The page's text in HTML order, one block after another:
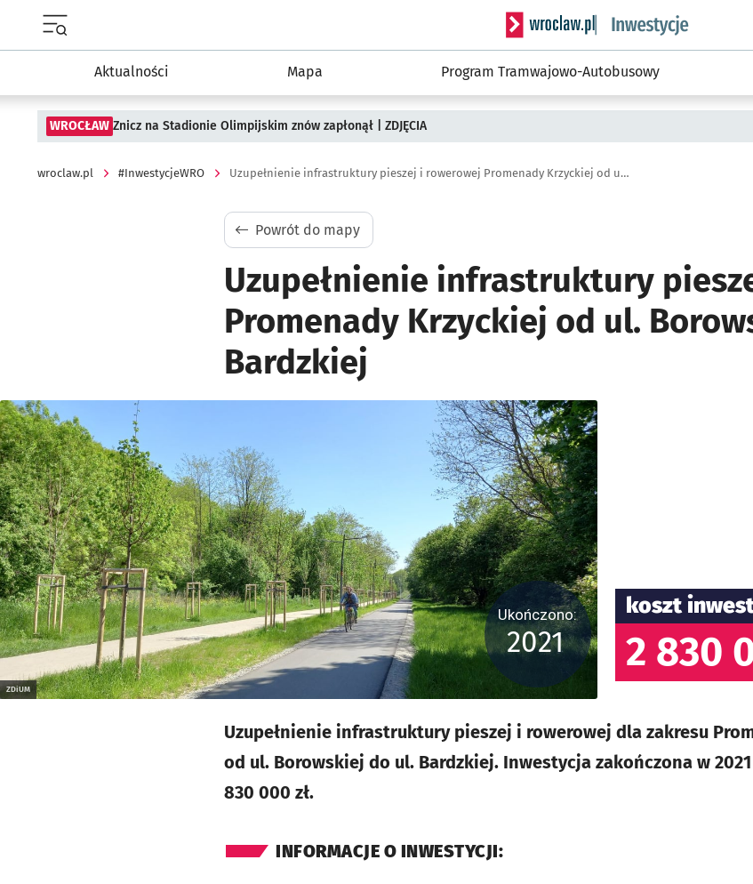
Serwis informacyjny wroclaw.pl
Aktualności Mapa Program Tramwajowo-Autobusowy
WROCŁAW Znicz na Stadionie Olimpijskim znów zapłonął | ZDJĘCIA
wroclaw.pl #InwestycjeWRO Uzupełnienie infrastruktury pieszej i rowerowej Promenady Krzyckiej od ul. Borowskiej do Bardzkiej
Powrót do mapy
Uzupełnienie infrastruktury
Promenady Krzyckiej od ul.
Bardzkiej
Kliknij, aby powiększyć
ZDiUM
Ukończono:
2021
koszt
2 830
Uzupełnienie infrastruktury pieszej i rowerowej dla zakresu
od ul. Borowskiej do ul. Bardzkiej. Inwestycja zakończona w
830 000 zł.
INFORMACJE O INWESTYCJI: